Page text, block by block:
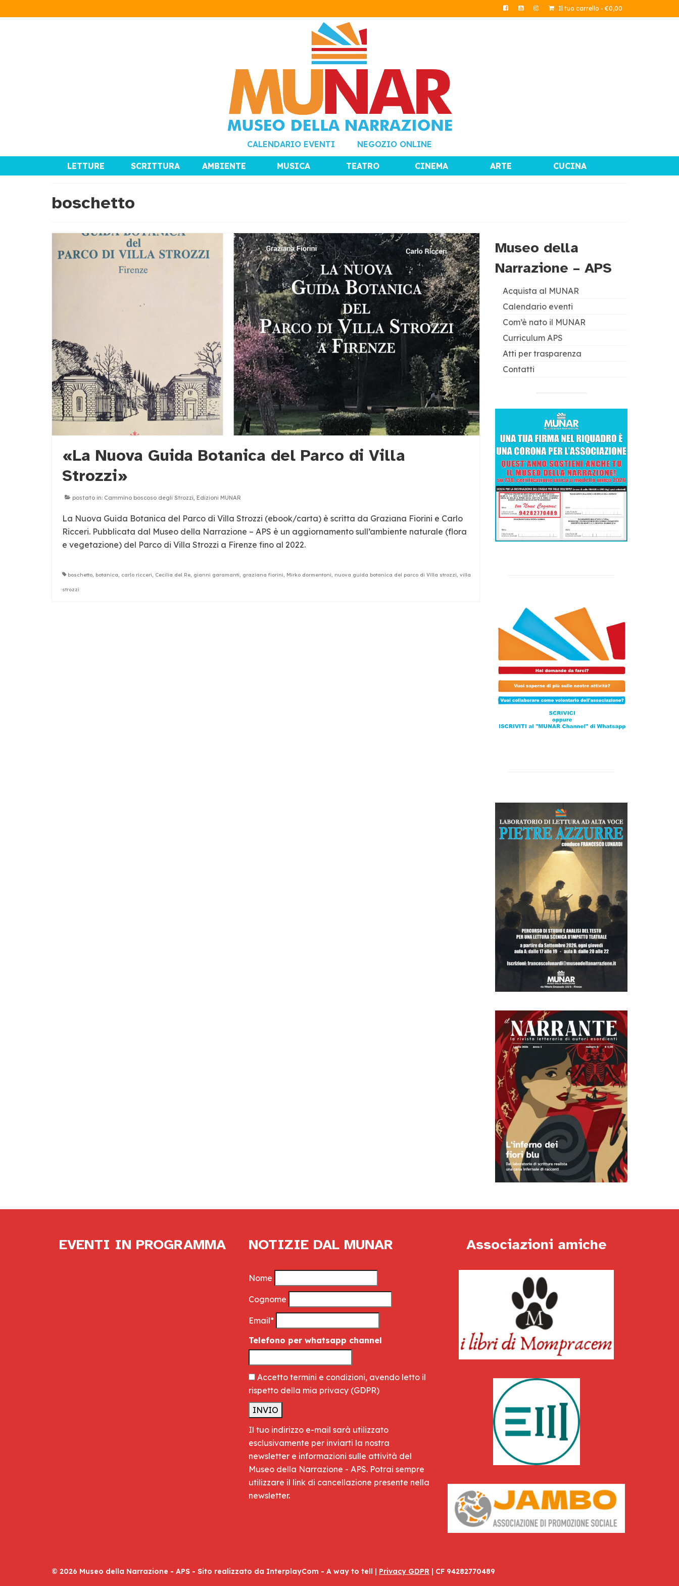
Il tuo carrello - €0,00
CALENDARIO EVENTI NEGOZIO ONLINE
LETTURE SCRITTURA AMBIENTE MUSICA TEATRO CINEMA ARTE CUCINA
boschetto
«La Nuova Guida Botanica del Parco di Villa
Strozzi»
postato in: Cammino boscoso degli Strozzi Edizioni MUNAR
La Nuova Guida Botanica del Parco di Villa Strozzi (ebook/carta) è scritta da Graziana Fiorini e Carlo
Ricceri. Pubblicata dal Museo della Narrazione – APS è un aggiornamento sull’ambiente naturale (flora
e vegetazione) del Parco di Villa Strozzi a Firenze fino al 2022.
boschetto, botanica, carlo ricceri, Cecilia del Re, gianni garamanti, graziana fiorini, Mirko dormentoni, nuova guida botanica del parco di Villa strozzi, villa
strozzi
Museo della
Narrazione – APS
Acquista al MUNAR
Calendario eventi
Com’è nato il MUNAR
Curriculum APS
Atti per trasparenza
Contatti
EVENTI IN PROGRAMMA NOTIZIE DAL MUNAR
Nome
Cognome
Email*
Telefono per whatsapp channel
Accetto termini e condizioni, avendo letto il
rispetto della mia privacy (GDPR)
Il tuo indirizzo e-mail sarà utilizzato
esclusivamente per inviarti la nostra
newsletter e informazioni sulle attività del
Museo della Narrazione - APS. Potrai sempre
utilizzare il link di cancellazione presente nella
newsletter.
Associazioni amiche
© 2026 Museo della Narrazione - APS - Sito realizzato da InterplayCom - A way to tell | Privacy GDPR | CF 94282770489